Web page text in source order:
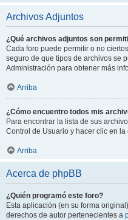
Archivos Adjuntos
¿Qué archivos adjuntos son
Cada foro puede permitir o no
seguro de que tipos de archivos se
Administración para obtener más
Arriba
¿Cómo encuentro todos mis
Para encontrar la lista de sus
Control de Usuario y hacer clic en
Arriba
Acerca de phpBB
¿Quién programó este foro?
Esta aplicación (en su forma
derechos de autor pertenecientes a